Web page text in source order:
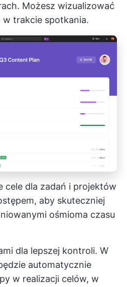
Możesz wizualizować
w trakcie spotkania.
cele dla zadań i projektów
aby skuteczniej
ośmioma czasu
dla lepszej kontroli. W
automatycznie
w realizacji celów, w